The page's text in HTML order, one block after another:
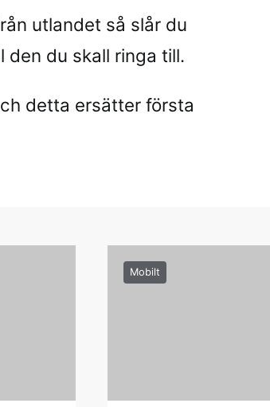
utlandet så slår du
den du skall ringa till.
detta ersätter första
Mobilt